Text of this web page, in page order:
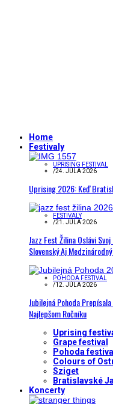
Home
Festivaly
UPRISING FESTIVAL
/24. JÚLA 2026
Uprising 2026: Keď
FESTIVALY
/21. JÚLA 2026
Jazz Fest Žilina Oslávi
Slovenský Aj
POHODA FESTIVAL
/12. JÚLA 2026
Jubilejná Pohoda
Najlepšom Ročníku
Uprising
Grape festival
Pohoda festival
Colours of
Sziget
Bratislavské
Koncerty